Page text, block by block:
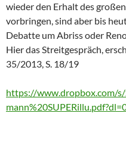
wieder den Erhalt des
vorbringen, sind aber bis
Debatte um Abriss oder
Hier das Streitgespräch,
35/2013, S. 18/19
https://www.dropbox.com/